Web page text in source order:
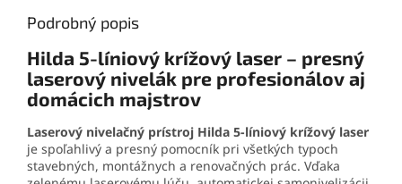
Podrobný popis
Hilda 5-líniový krížový laser – presný
laserový nivelák pre profesionálov aj
domácich majstrov
Laserový nivelačný prístroj Hilda 5-líniový krížový laser
je spoľahlivý a presný pomocník pri všetkých typoch
stavebných, montážnych a renovačných prác. Vďaka